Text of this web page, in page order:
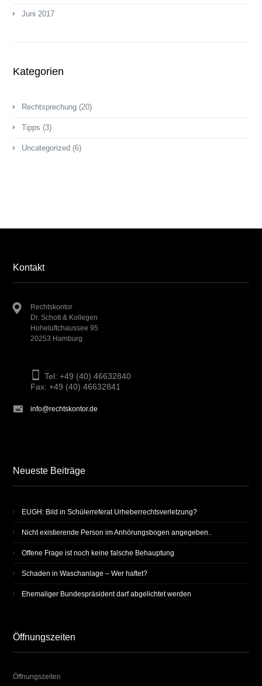
Juni 2017
Kategorien
Rechtsprechung (20)
Tipps (3)
Uncategorized (6)
Kontakt
Rechtskontor
Dr. Schott & Kollegen
Hoheluftchaussee 95
20253 Hamburg
Tel: +49 (40) 46632840
Fax: +49 (40) 46632841
info@rechtskontor.de
Neueste Beiträge
EUGH: Bild in Schülerreferat Urheberrechtsverletzung?
Nicht existierende Person im Anhörungsbogen angegeben..
Offene Frage ist noch keine fal­sche Behaup­tung
Schaden in Waschanlage – Wer haftet?
Ehemaliger Bundespräsident darf abgelichtet werden
Öffnungszeiten
Öffnungszeiten